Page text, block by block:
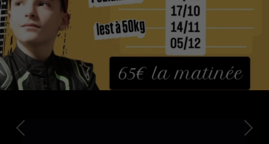
Previous Next